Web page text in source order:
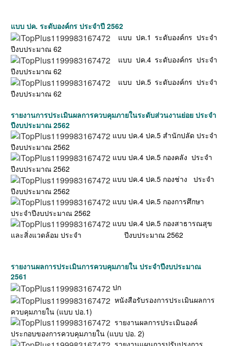
แบบ ปค. ระดับองค์กร ประจำปี 2562
แบบ ปค.1 ระดับองค์กร ประจำ
ปีงบประมาณ 62
แบบ ปค.4 ระดับองค์กร ประจำ
ปีงบประมาณ 62
แบบ ปค.5 ระดับองค์กร ประจำ
ปีงบประมาณ 62
รายงานการประเมินผลการควบคุมภายในระดับส่วนงานย่อย ประจำ
ปีงบประมาณ 2562
แบบ ปค.4 ปค.5 สำนักปลัด ประจำ
ปีงบประมาณ 2562
แบบ ปค.4 ปค.5 กองคลัง ประจำ
ปีงบประมาณ 2562
แบบ ปค.4 ปค.5 กองช่าง ประจำ
ปีงบประมาณ 2562
แบบ ปค.4 ปค.5 กองการศึกษา
ประจำปีงบประมาณ 2562
แบบ ปค.4 ปค.5 กองสาธารณสุข
และสิ่งแวดล้อม ประจำ ปีงบประมาณ 2562
รายงานผลการประเมินการควบคุมภายใน ประจำปีงบประมาณ
2561
ปก
หนังสือรับรองการประเมินผลการ
ควบคุมภายใน (แบบ ปอ.1)
รายงานผลการประเมินองค์
ประกอบของการควบคุมภายใน (แบบ ปอ. 2)